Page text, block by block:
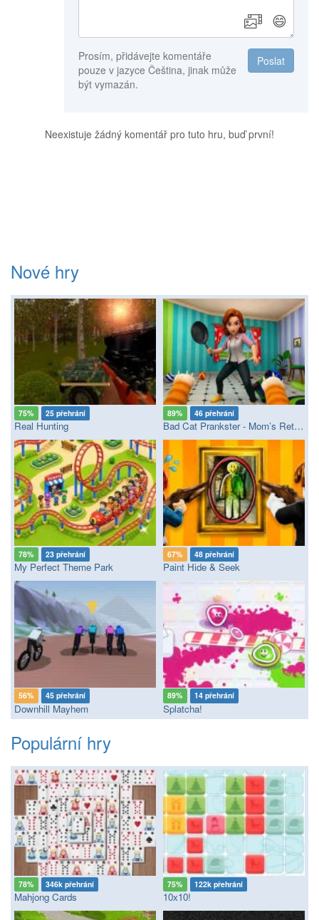
😄
Poslat
Prosím, přidávejte komentáře
pouze v jazyce Čeština, jinak může
být vymazán.
Neexistuje žádný komentář pro tuto hru, buď první!
Nové hry
75% 25 přehrání
Real Hunting
89% 46 přehrání
Bad Cat Prankster - Mom’s Return
78% 23 přehrání
My Perfect Theme Park
67% 48 přehrání
Paint Hide & Seek
56% 45 přehrání
Downhill Mayhem
89% 14 přehrání
Splatcha!
Populární hry
78% 346k přehrání
Mahjong Cards
75% 122k přehrání
10x10!